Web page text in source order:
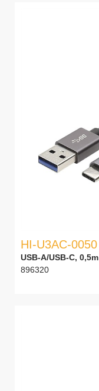
HI-U3AC-0050
USB-A/USB-C, 0,5m
896320